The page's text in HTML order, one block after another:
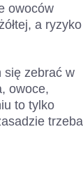
owoców
a ryzyko
się zebrać w
owoce,
to tylko
trzeba